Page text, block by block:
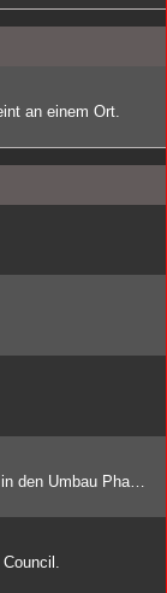
an einem Ort.
Noch mehr Rock & Roll und Bands Unplugged in den Umbau Phasen